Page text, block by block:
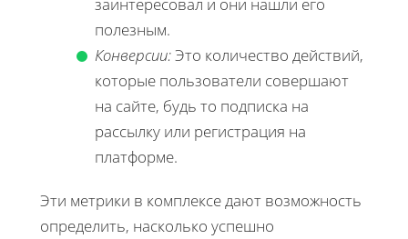
полезным.
Конверсии:Это количество действий,
которые пользователи совершают
на сайте, будь то подписка на
рассылку или регистрация на
платформе.
Эти метрики в комплексе дают возможность
определить, насколько успешно